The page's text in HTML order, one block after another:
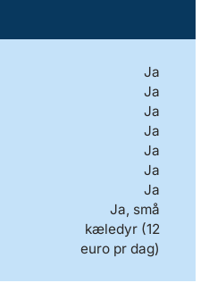
Ja
Ja
Ja
Ja
Ja
Ja
Ja
Ja, små
kæledyr (12
euro pr dag)